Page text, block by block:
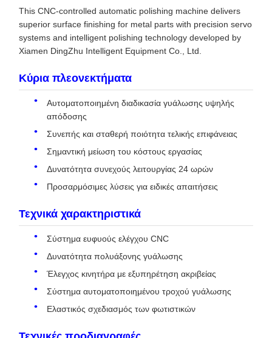
This CNC-controlled automatic polishing machine delivers
superior surface finishing for metal parts with precision servo
systems and intelligent polishing technology developed by
Xiamen DingZhu Intelligent Equipment Co., Ltd.
Κύρια πλεονεκτήματα
Αυτοματοποιημένη διαδικασία γυάλωσης υψηλής
απόδοσης
Συνεπής και σταθερή ποιότητα τελικής επιφάνειας
Σημαντική μείωση του κόστους εργασίας
Δυνατότητα συνεχούς λειτουργίας 24 ωρών
Προσαρμόσιμες λύσεις για ειδικές απαιτήσεις
Τεχνικά χαρακτηριστικά
Σύστημα ευφυούς ελέγχου CNC
Δυνατότητα πολυάξονης γυάλωσης
Έλεγχος κινητήρα με εξυπηρέτηση ακριβείας
Σύστημα αυτοματοποιημένου τροχού γυάλωσης
Ελαστικός σχεδιασμός των φωτιστικών